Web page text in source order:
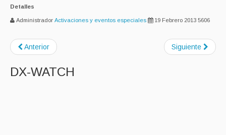
Detalles
Administrador Activaciones y eventos especiales 19 Febrero 2013 5606
Anterior Siguiente
DX-WATCH